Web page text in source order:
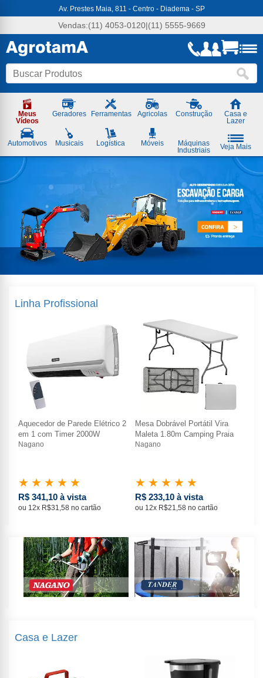
-
em
Máquinas
Ferramentas
Av. Prestes Maia, 811 - Centro - Diadema - SP
Vendas:(11) 4053-0120|(11) 5555-9669
Meus
Vídeos
Geradores Ferramentas Agricolas Construção
Casa e
Lazer
Automotivos Musicais Logística Móveis
Máquinas
Industriais
Veja Mais
Linha Profissional
Aquecedor de Parede Elétrico 2
em 1 com Timer 2000W
Nagano
★ ★ ★ ★ ★
R$ 341,10 à vista
ou 12x R$31,58 no cartão
Mesa Dobrável Portátil Vira
Maleta 1.80m Camping Praia
Nagano
★ ★ ★ ★ ★
R$ 233,10 à vista
ou 12x R$21,58 no cartão
Casa e Lazer